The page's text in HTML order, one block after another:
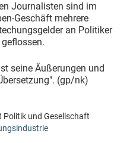
Journalisten sind im
Geschäft mehrere
an Politiker
geflossen.
seine Äußerungen und
(gp/nk)
Politik und Gesellschaft